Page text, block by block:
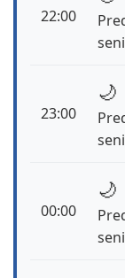
22:00
23:00
🌙
00:00
🌙